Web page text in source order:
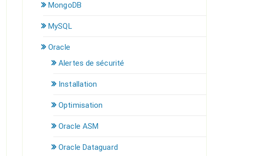
MongoDB
MySQL
Oracle
Alertes de sécurité
Installation
Optimisation
Oracle ASM
Oracle Dataguard